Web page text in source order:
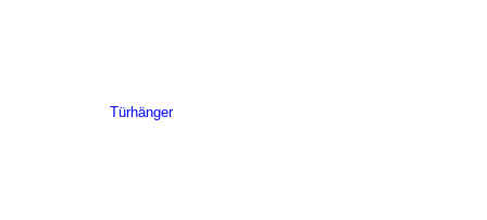
Türhänger